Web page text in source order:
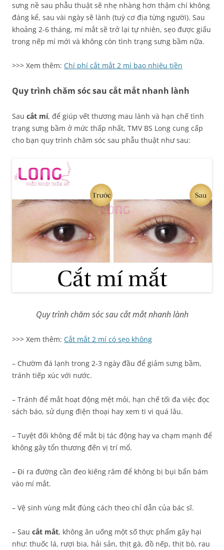
sưng nề sau phẫu thuật sẽ nhẹ nhàng hơn thậm chí không
đáng kể, sau vài ngày sẽ lành (tuỳ cơ địa từng người). Sau
khoảng 2-6 tháng, mí mắt sẽ trở lại tự nhiên, sẹo được giấu
trong nếp mí mới và không còn tình trạng sưng bầm nữa.
>>> Xem thêm: Chí phí cắt mắt 2 mí bao nhiêu tiền
Quy trình chăm sóc sau cắt mắt nhanh lành
Sau cắt mí, để giúp vết thương mau lành và hạn chế tình
trạng sưng bầm ở mức thấp nhất, TMV BS Long cung cấp
cho bạn quy trình chăm sóc sau phẫu thuật như sau:
Quy trình chăm sóc sau cắt mắt nhanh lành
>>> Xem thêm: Cắt mắt 2 mí có sẹo không
– Chườm đá lạnh trong 2-3 ngày đầu để giảm sưng bầm,
tránh tiếp xúc với nước.
– Tránh để mắt hoạt động mệt mỏi, hạn chế tối đa việc đọc
sách báo, sử dụng điện thoại hay xem ti vi quá lâu.
– Tuyệt đối không để mắt bị tác động hay va chạm mạnh để
không gây tổn thương đến vị trí mổ.
– Đi ra đường cần đeo kiếng râm để không bị bụi bẩn bám
vào mí mắt.
– Vệ sinh vùng mắt đúng cách theo chỉ dẫn của bác sĩ.
– Sau cắt mắt, không ăn uống một số thực phẩm gây hại
như: thuốc lá, rượi bia, hải sản, thịt gà, đồ nếp, thịt bò, rau